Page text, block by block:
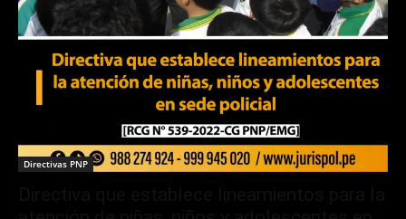
Directivas PNP